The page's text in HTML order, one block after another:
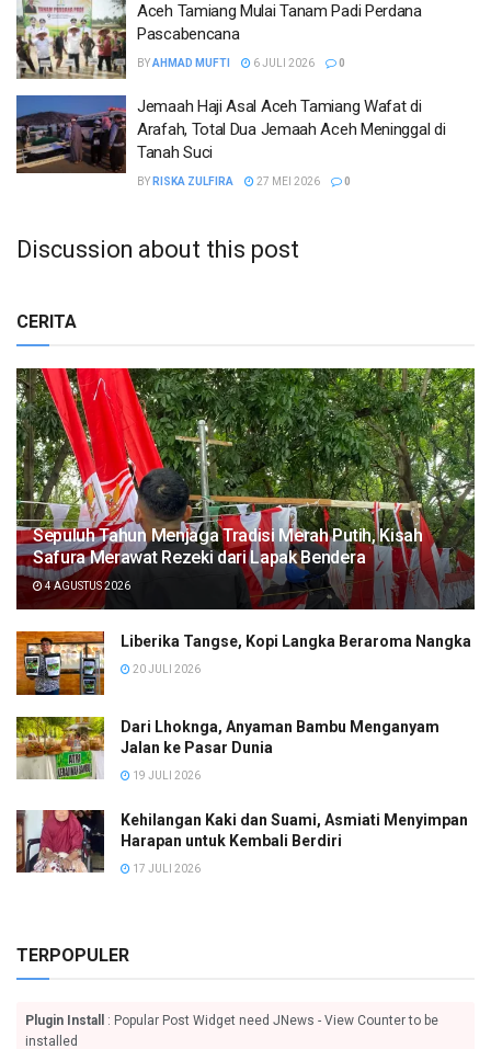
Aceh Tamiang Mulai Tanam Padi Perdana
Pascabencana
BYAHMAD MUFTI 6 JULI 2026 0
Jemaah Haji Asal Aceh Tamiang Wafat di
Arafah, Total Dua Jemaah Aceh Meninggal di
Tanah Suci
BY RISKA ZULFIRA 27 MEI 2026 0
Discussion about this post
CERITA
Sepuluh Tahun Menjaga Tradisi Merah Putih, Kisah
Safura Merawat Rezeki dari Lapak Bendera
4 AGUSTUS 2026
Liberika Tangse, Kopi Langka Beraroma Nangka
20 JULI 2026
Dari Lhoknga, Anyaman Bambu Menganyam
Jalan ke Pasar Dunia
19 JULI 2026
Kehilangan Kaki dan Suami, Asmiati Menyimpan
Harapan untuk Kembali Berdiri
17 JULI 2026
TERPOPULER
Plugin Install
: Popular Post Widget need JNews - View Counter to be
installed